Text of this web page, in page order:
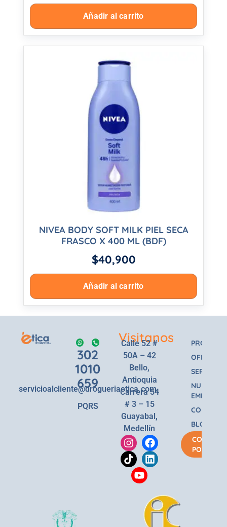
Añadir al carrito
NIVEA BODY SOFT MILK PIEL SECA
FRASCO X 400 ML (BDF)
$40,900
Añadir al carrito
302
1010
659
servicioalcliente@drogueriaetica.com
PQRS
Visitanos
Calle 52 #
50A – 42
Bello,
Antioquia
Carrera 54
# 3 – 15
Guayabal,
Medellín
OFERTAS
SERVICIOS
NUESTRA
EMPRESA
BLOG
COMPRA
POR